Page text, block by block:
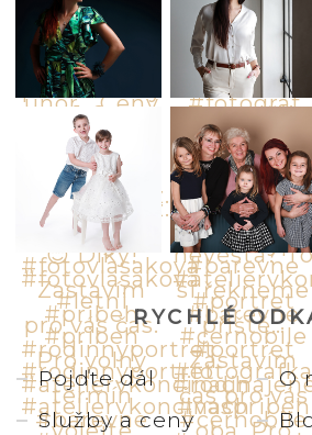
RYCHLÉ
Pojďte dál
Služby a ceny
O